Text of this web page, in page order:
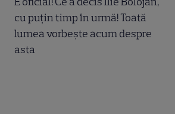
cu puțin timp în urmă! Toată
lumea vorbește acum despre
asta